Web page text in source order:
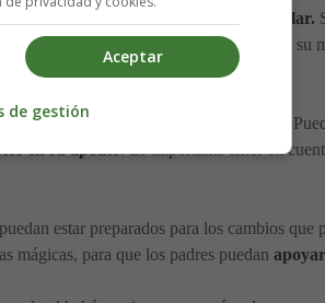
cuando comienzan a caminar o hablar.
de que es un individuo independiente de
en su comportamiento y en su sueño
.
en su apetito. Es importante tener en
estar preparados para los cambios
mágicas, para que los padres puedan
Aceptar
de gestión